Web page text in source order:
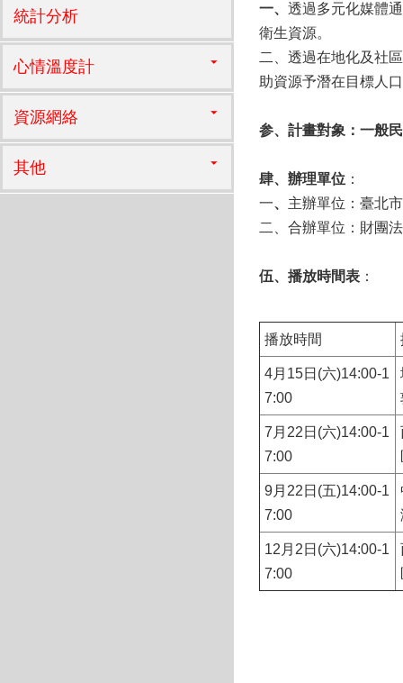
統計分析
心情溫度計
資源網絡
其他
一、 透過多元化媒體
衛生資源。
二、透過在地化及社
助資源予潛在目標人口
参、 計畫對象： 一般
肆、辦理單位 ：
一、 主辦單位：臺北
二、合辦單位：財團
伍、播放時間表 ：
播放時間
4月15日(六)14:00-1
7:00
7月22日(六)14:00-1
7:00
9月22日(五)14:00-1
7:00
12月2日(六)14:00-1
7:00